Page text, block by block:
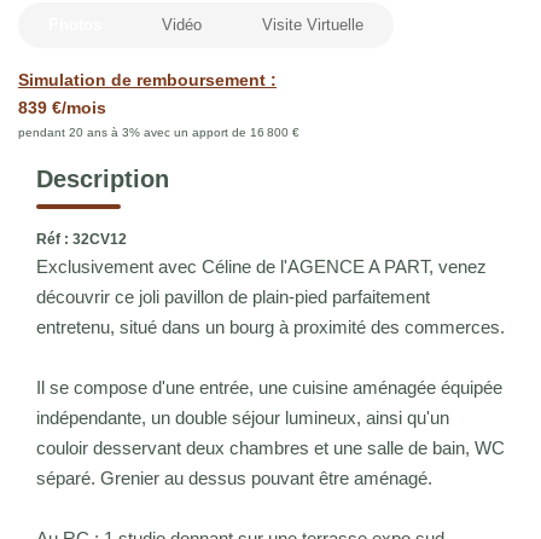
Simulation de remboursement :
839 €/mois
pendant 20 ans à 3% avec un apport de 16 800 €
Vidéo Visite Virtuelle
Description
Réf : 32CV12
Exclusivement avec Céline de l'AGENCE A PART, venez
découvrir ce joli pavillon de plain-pied parfaitement
entretenu, situé dans un bourg à proximité des commerces.
Il se compose d'une entrée, une cuisine aménagée équipée
indépendante, un double séjour lumineux, ainsi qu'un
couloir desservant deux chambres et une salle de bain, WC
séparé. Grenier au dessus pouvant être aménagé.